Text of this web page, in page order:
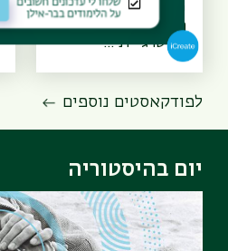
יסודות הביטחון -
האם לישראל יש
אסטרגיית ...
לפודקאסטים נוספים
יום בהיסטוריה